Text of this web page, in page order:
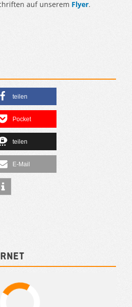
auf unserem Flyer.
teilen
Pocket
teilen
E-Mail